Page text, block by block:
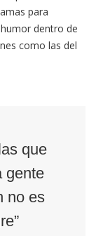
para
dentro de
como las del
que
gente
no es